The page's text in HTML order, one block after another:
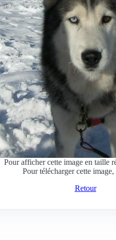
Pour afficher cette image en taille
Pour télécharger cette image,
Retour